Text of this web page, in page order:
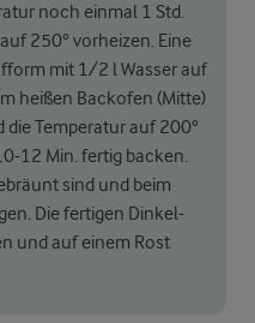
noch einmal 1 Std.
250° vorheizen. Eine
mit 1/2 l Wasser auf
heißen Backofen (Mitte)
Temperatur auf 200°
12 Min. fertig backen.
sind und beim
Die fertigen Dinkel-
und auf einem Rost